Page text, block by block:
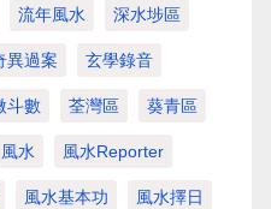
流年風水 深水埗區
異過案 玄學錄音
斗數 荃灣區 葵青區
風水 風水Reporter
風水基本功 風水擇日